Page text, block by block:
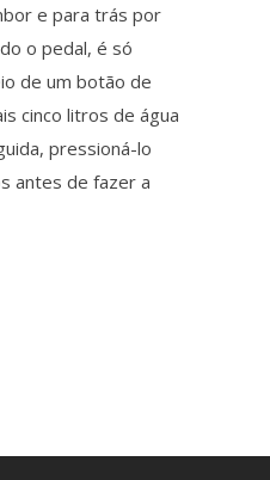
e para trás por
o pedal, é só
de um botão de
cinco litros de água
pressioná-lo
antes de fazer a